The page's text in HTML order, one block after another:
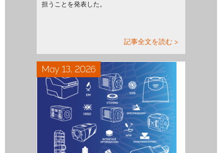
担うことを発表した。
記事全文を読む >
May 13, 2026